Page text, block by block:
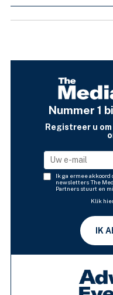
Nummer 1
Registreer u
Ik ga ermee
newsletters The
Partners stuurt en
Klik
IK